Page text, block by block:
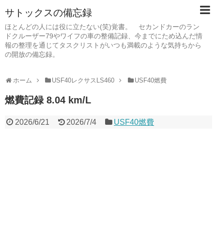
サトックスの備忘録
ほとんどの人には役に立たない(笑)覚書。 セカンドカーのラン
ドクルーザー79やワイフの車の整備記録、今までにため込んだ情
報の整理を通じてタスクリストがいつも満載のような気持ちから
の開放の備忘録。
ホーム USF40レクサスLS460 USF40燃費
燃費記録 8.04 km/L
2026/6/21 2026/7/4 USF40燃費